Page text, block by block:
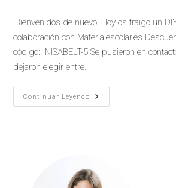
¡Bienvenidos de nuevo! Hoy os traigo un
colaboración con Materialescolar.es
código: NISABELT-5 Se pusieron en
dejaron elegir entre…
Continuar Leyendo